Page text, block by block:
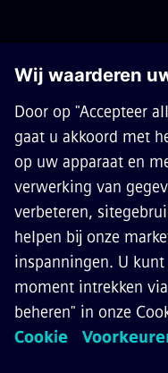
CONTACT
CARRIÈRES
©Siemens Mobility
Privacy Policy
Cookie Policy